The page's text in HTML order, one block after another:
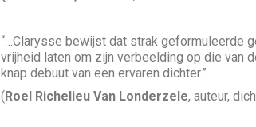
“…Clarysse bewijst dat strak geformuleerde
vrijheid laten om zijn verbeelding op die van
knap debuut van een ervaren dichter.”
(Roel Richelieu Van Londerzele, auteur,